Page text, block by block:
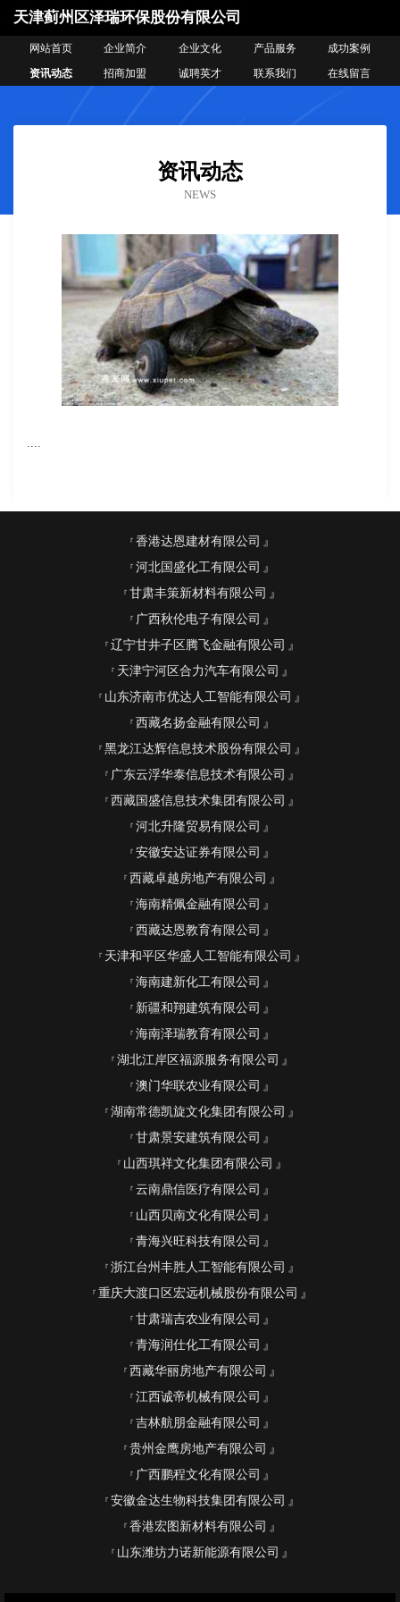
天津蓟州区泽瑞环保股份有限公司
网站首页 企业简介 企业文化 产品服务
成功案例
资讯动态
招商加盟 诚聘英才 联系我们 在线留言
资讯动态
NEWS
....
香港达恩建材有限公司
河北国盛化工有限公司
甘肃丰策新材料有限公司
广西秋伦电子有限公司
辽宁甘井子区腾飞金融有限公司
天津宁河区合力汽车有限公司
山东济南市优达人工智能有限公司
西藏名扬金融有限公司
黑龙江达辉信息技术股份有限公司
广东云浮华泰信息技术有限公司
西藏国盛信息技术集团有限公司
河北升隆贸易有限公司
安徽安达证券有限公司
西藏卓越房地产有限公司
海南精佩金融有限公司
西藏达恩教育有限公司
天津和平区华盛人工智能有限公司
海南建新化工有限公司
新疆和翔建筑有限公司
海南泽瑞教育有限公司
湖北江岸区福源服务有限公司
澳门华联农业有限公司
湖南常德凯旋文化集团有限公司
甘肃景安建筑有限公司
山西琪祥文化集团有限公司
云南鼎信医疗有限公司
山西贝南文化有限公司
青海兴旺科技有限公司
浙江台州丰胜人工智能有限公司
重庆大渡口区宏远机械股份有限公司
甘肃瑞吉农业有限公司
青海润仕化工有限公司
西藏华丽房地产有限公司
江西诚帝机械有限公司
吉林航朋金融有限公司
贵州金鹰房地产有限公司
广西鹏程文化有限公司
安徽金达生物科技集团有限公司
香港宏图新材料有限公司
山东潍坊力诺新能源有限公司